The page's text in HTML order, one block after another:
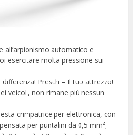
all’arpionismo automatico e
esercitare molta pressione sui
differenza! Presch – Il tuo attrezzo!
veicoli, non rimane più nessun
crimpatrice per elettronica, con
per puntalini da 0,5 mm²,